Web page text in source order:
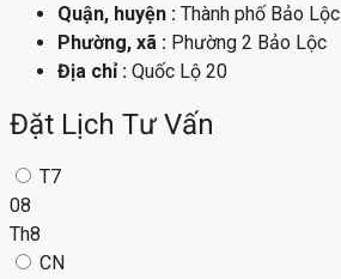
Quận, huyện : Thành phố Bảo Lộc
Phường, xã : Phường 2 Bảo Lộc
Địa chỉ : Quốc Lộ 20
Đặt Lịch Tư Vấn
T7
08
Th8
CN